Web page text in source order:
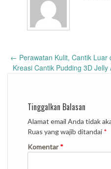
Post
navigation
← Perawatan Kulit, Cantik
Kreasi Cantik Pudding 3D
Tinggalkan Balasan
Alamat email Anda tidak
Ruas yang wajib ditandai *
Komentar*